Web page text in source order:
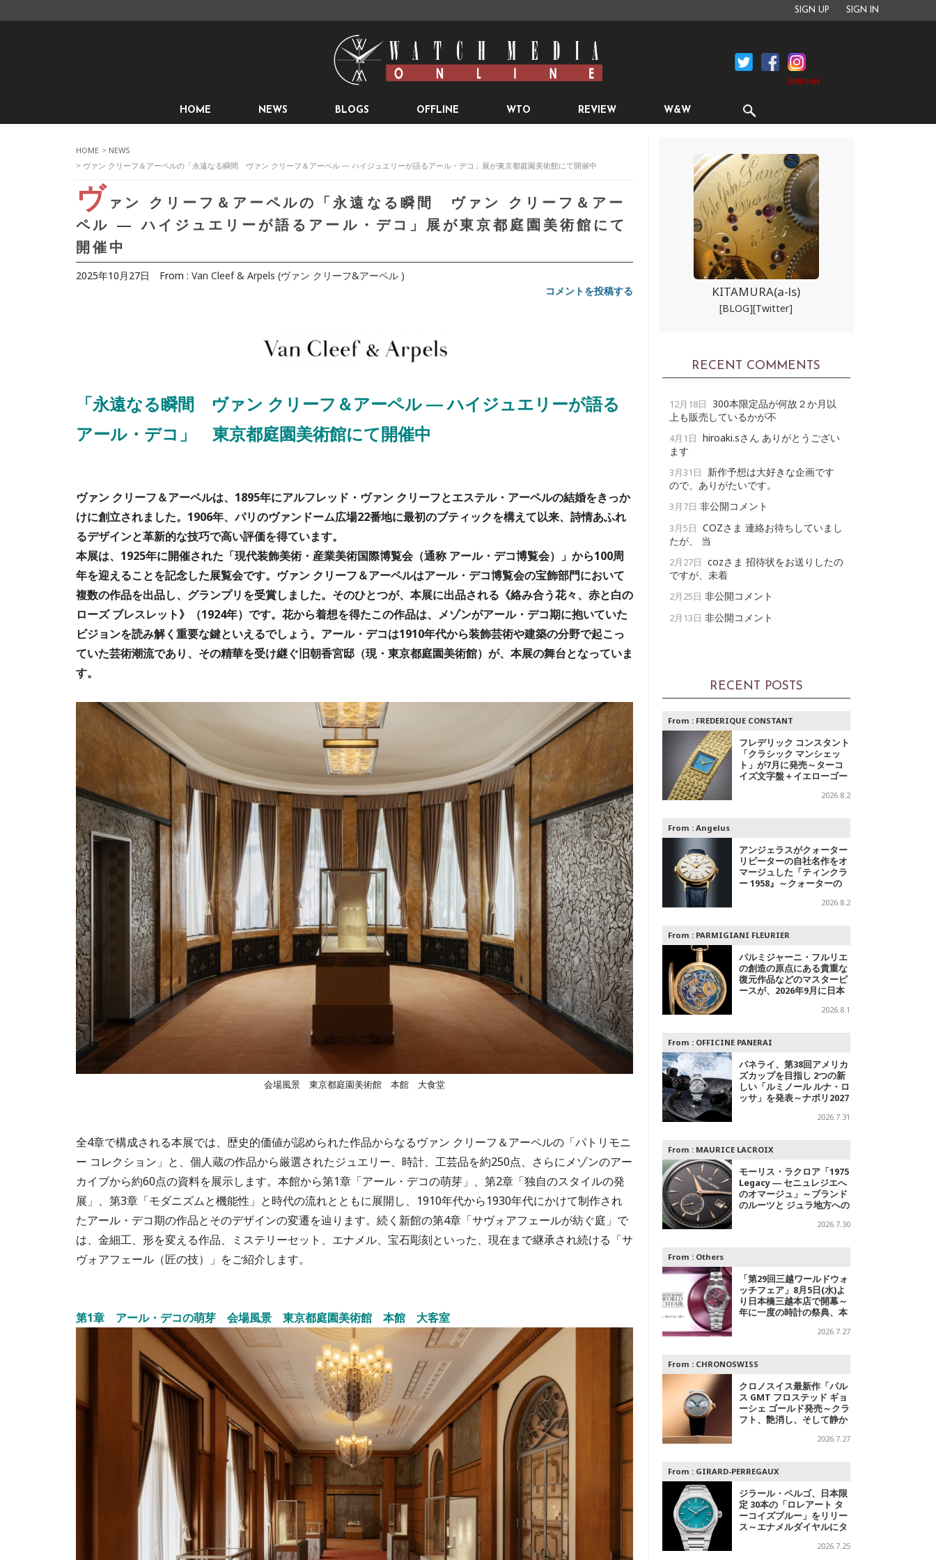
SIGN UP SIGN IN
[お知らせ]
HOME NEWS BLOGS OFFLINE WTO REVIEW W&W
HOME > NEWS
> ヴァン クリーフ＆アーペルの「永遠なる瞬間 ヴァン クリーフ＆アーペル ― ハイジュエリーが語るアール・デコ」展が東京都庭園美術館にて開催中
ヴ ァン クリーフ＆アーペルの「永遠なる瞬間 ヴァン クリーフ＆アー
ペル ― ハイジュエリーが語るアール・デコ」展が東京都庭園美術館にて
開催中
2025年10月27日 From : Van Cleef & Arpels (ヴァン クリーフ&アーペル )
コメントを投稿する
「永遠なる瞬間 ヴァン クリーフ＆アーペル ― ハイジュエリーが語る
アール・デコ」 東京都庭園美術館にて開催中
ヴァン クリーフ＆アーペルは、1895年にアルフレッド・ヴァン クリーフとエステル・アーペルの結婚をきっか
けに創立されました。1906年、パリのヴァンドーム広場22番地に最初のブティックを構えて以来、詩情あふれ
るデザインと革新的な技巧で高い評価を得ています。
本展は、1925年に開催された「現代装飾美術・産業美術国際博覧会（通称 アール・デコ博覧会）」から100周
年を迎えることを記念した展覧会です。ヴァン クリーフ＆アーペルはアール・デコ博覧会の宝飾部門において
複数の作品を出品し、グランプリを受賞しました。そのひとつが、本展に出品される《絡み合う花々、赤と白の
ローズ ブレスレット》（1924年）です。花から着想を得たこの作品は、メゾンがアール・デコ期に抱いていた
ビジョンを読み解く重要な鍵といえるでしょう。アール・デコは1910年代から装飾芸術や建築の分野で起こっ
ていた芸術潮流であり、その精華を受け継ぐ旧朝香宮邸（現・東京都庭園美術館）が、本展の舞台となっていま
す。
会場風景 東京都庭園美術館 本館 大食堂
全4章で構成される本展では、歴史的価値が認められた作品からなるヴァン クリーフ＆アーペルの「パトリモニ
ー コレクション」と、個人蔵の作品から厳選されたジュエリー、時計、工芸品を約250点、さらにメゾンのアー
カイブから約60点の資料を展示します。本館から第1章「アール・デコの萌芽」、第2章「独自のスタイルの発
展」、第3章「モダニズムと機能性」と時代の流れとともに展開し、1910年代から1930年代にかけて制作され
たアール・デコ期の作品とそのデザインの変遷を辿ります。続く新館の第4章「サヴォアフェールが紡ぐ庭」で
は、金細工、形を変える作品、ミステリーセット、エナメル、宝石彫刻といった、現在まで継承され続ける「サ
ヴォアフェール（匠の技）」をご紹介します。
第1章 アール・デコの萌芽 会場風景 東京都庭園美術館 本館 大客室
KITAMURA(a-ls)
[BLOG][Twitter]
RECENT COMMENTS
12月18日 300本限定品が何故２か月以
上も販売しているかが不
4月1日 hiroaki.sさん ありがとうござい
ます
3月31日
新作予想は大好きな企画です
ので、ありがたいです。
3月7日 非公開コメント
3月5日 COZさま 連絡お待ちしていまし
たが、 当
2月27日 cozさま 招待状をお送りしたの
ですが、未着
2月25日 非公開コメント
2月13日 非公開コメント
RECENT POSTS
From : FREDERIQUE CONSTANT
フレデリック コンスタント
「クラシック マンシェッ
ト」が7月に発売～ターコ
イズ文字盤＋イエローゴー
字盤＋スチールの2モデル
2026.8.2
From : Angelus
アンジェラスがクォーター
リピーターの自社名作をオ
マージュした「ティンクラ
ー 1958』～クォーターの
2026.8.2
From : PARMIGIANI FLEURIER
パルミジャーニ・フルリエ
の創造の原点にある貴重な
復元作品などのマスターピ
ースが、2026年9月に日本
2026.8.1
From : OFFICINE PANERAI
パネライ、第38回アメリカ
ズカップを目指し 2つの新
しい「ルミノール ルナ・ロ
ッサ」を発表～ナポリ2027
2026.7.31
From : MAURICE LACROIX
モーリス・ラクロア「1975
Legacy ― セニュレジエへ
のオマージュ」～ブランド
のルーツと ジュラ地方への
2026.7.30
From : Others
「第29回三越ワールドウォ
ッチフェア」8月5日(水)よ
り日本橋三越本店で開幕～
年に一度の時計の祭典、本
ャルエキシビジョンも2026.7.27
From : CHRONOSWISS
クロノスイス最新作「パル
ス GMT フロステッド ギョ
ーシェ ゴールド発売～クラ
フト、艶消し、そして静か
2026.7.27
From : GIRARD-PERREGAUX
ジラール・ペルゴ、日本限
定 30本の「ロレアート タ
ーコイズブルー」をリリー
ス～エナメルダイヤルにタ
2026.7.25